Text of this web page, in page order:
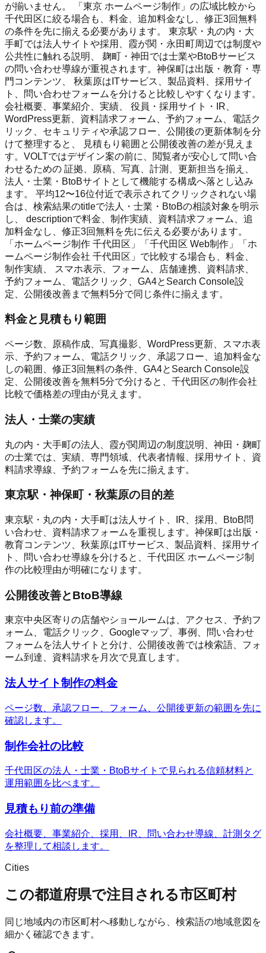
が揃いません。 「東京 ホームページ制作」の広域比較から
千代田区に絞る場合も、料金、追加料金なし、修正3回無料
の条件を先に揃える必要があります。 東京駅・丸の内・大
手町では法人サイトや採用、霞が関・永田町周辺では制度や
公共性に触れる説明、 麹町・神田では士業やBtoBサービス
の問い合わせ導線が重視されます。神保町は出版・教育・専
門コンテンツ、 秋葉原はITサービス、製品資料、採用サイ
ト、問い合わせフォームを分けると比較しやすくなります。
会社概要、事業紹介、実績、 役員・採用サイト・IR、
WordPress更新、資料請求フォーム、予約フォーム、電話ク
リック、セキュリティや承認フロー、公開後の更新体制を分
けて整理すると、 見積もり範囲と公開後改善の差が見えま
す。VOLTではデザイン案の前に、閲覧者が安心して問い合
わせるための 証拠、原稿、写真、計測、更新担当を揃え、
法人・士業・BtoBサイトとして機能する構成へ落とし込み
ます。 平均12〜16位付近で表示されてクリックされない場
合は、検索結果のtitleで法人・士業・BtoBの相談対象を明示
し、 descriptionで料金、制作実績、資料請求フォーム、追
加料金なし、修正3回無料を先に伝える必要があります。
「ホームページ制作 千代田区」「千代田区 Web制作」「ホ
ームページ制作会社 千代田区」で比較する場合も、料金、
制作実績、 スマホ表示、フォーム、店舗連携、資料請求、
予約フォーム、電話クリック、GA4とSearch Console設
定、公開後改善まで無料5分で同じ条件に揃えます。
料金と見積もり範囲
ページ数、原稿作成、写真撮影、WordPress更新、スマホ表
示、予約フォーム、電話クリック、承認フロー、追加料金な
しの範囲、修正3回無料の条件、GA4とSearch Console設
定、公開後改善を無料5分で分けると、千代田区の制作会社
比較で価格差の理由が見えます。
法人・士業の実績
丸の内・大手町の法人、霞が関周辺の制度説明、神田・麹町
の士業では、実績、専門領域、代表者情報、採用サイト、資
料請求導線、予約フォームを先に揃えます。
東京駅・神保町・秋葉原の目的差
東京駅・丸の内・大手町は法人サイト、IR、採用、BtoB問
い合わせ、資料請求フォームを重視します。神保町は出版・
教育コンテンツ、秋葉原はITサービス、製品資料、採用サイ
ト、問い合わせ導線を分けると、千代田区 ホームページ制
作の比較理由が明確になります。
公開後改善とBtoB導線
東京中央区寄りの店舗やショールームは、アクセス、予約フ
ォーム、電話クリック、Googleマップ、事例、問い合わせ
フォームを法人サイトと分け、公開後改善では検索語、フォ
ーム到達、資料請求を月次で見直します。
法人サイト制作の料金
ページ数、承認フロー、フォーム、公開後更新の範囲を先に
確認します。
制作会社の比較
千代田区の法人・士業・BtoBサイトで見られる信頼材料と
運用範囲を比べます。
見積もり前の準備
会社概要、事業紹介、採用、IR、問い合わせ導線、計測タグ
を整理して相談します。
Cities
この都道府県で注目される市区町村
同じ地域内の市区町村へ移動しながら、検索語の地域意図を
細かく確認できます。